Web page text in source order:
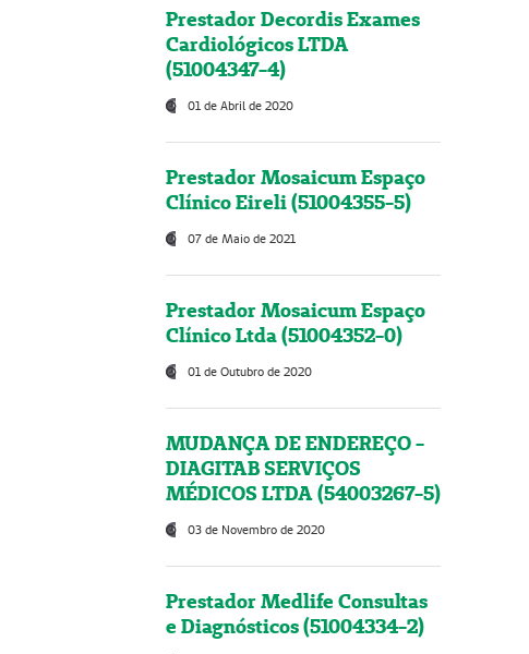
Prestador Decordis Exames
Cardiológicos LTDA
(51004347-4)
01 de Abril de 2020
Prestador Mosaicum Espaço
Clínico Eireli (51004355-5)
07 de Maio de 2021
Prestador Mosaicum Espaço
Clínico Ltda (51004352-0)
01 de Outubro de 2020
MUDANÇA DE ENDEREÇO -
DIAGITAB SERVIÇOS
MÉDICOS LTDA (54003267-5)
03 de Novembro de 2020
Prestador Medlife Consultas
e Diagnósticos (51004334-2)